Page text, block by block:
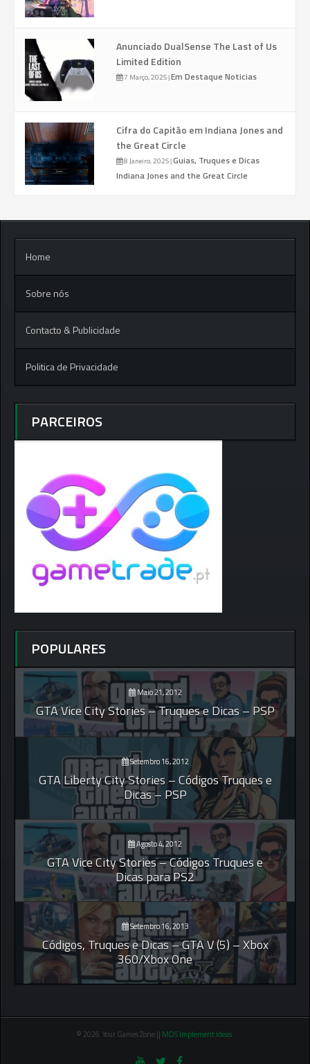
Anunciado DualSense The Last of Us
Limited Edition
7 Março, 2025|Em Destaque Noticias
Cifra do Capitão em Indiana Jones and
the Great Circle
8 Janeiro, 2025|Guias, Truques e Dicas
Indiana Jones and the Great Circle
Home
Sobre nós
Contacto & Publicidade
Politica de Privacidade
PARCEIROS
POPULARES
Maio 21, 2012
GTA Vice City Stories – Truques e Dicas – PSP
Setembro 16, 2012
GTA Liberty City Stories – Códigos Truques e
Dicas – PSP
Agosto 4, 2012
GTA Vice City Stories – Códigos Truques e
Dicas para PS2
Setembro 16, 2013
Códigos, Truques e Dicas – GTA V (5) – Xbox
360/Xbox One
© 2026 Your Games Zone || MDS Implement Ideas